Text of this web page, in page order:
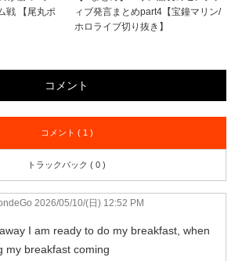
戦 【尾丸ポ
ィブ発言まとめpart4【宝鐘マリン/
ホロライブ切り抜き】
コメント
コメント ( 1 )
トラックバック ( 0 )
2026/05/10/(日) 12:52 PM
I am ready to do my breakfast, when
my breakfast coming